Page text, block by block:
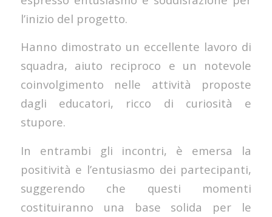
l’inizio del progetto.
Hanno dimostrato un eccellente lavoro di
squadra, aiuto reciproco e un notevole
coinvolgimento nelle attività proposte
dagli educatori, ricco di curiosità e
stupore.
In entrambi gli incontri, è emersa la
positività e l’entusiasmo dei partecipanti,
suggerendo che questi momenti
costituiranno una base solida per le